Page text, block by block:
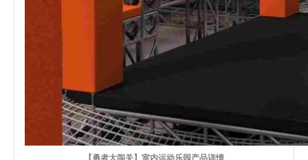
【勇者大闯关】室内运动乐园产品详情